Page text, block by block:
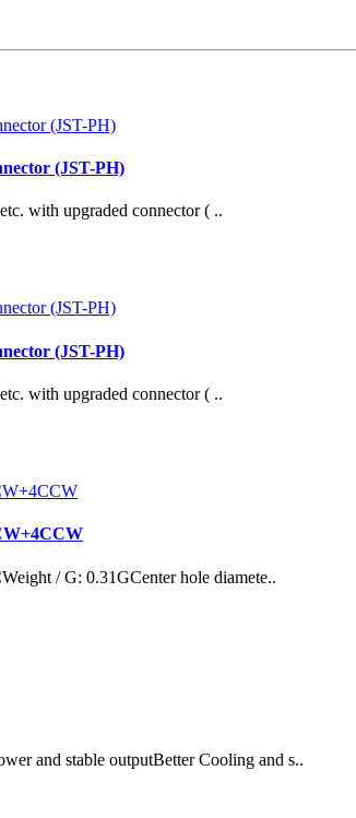
(JST-PH)
with upgraded connector ( ..
(JST-PH)
with upgraded connector ( ..
/ G: 0.31GCenter hole diamete..
and stable outputBetter Cooling and s..